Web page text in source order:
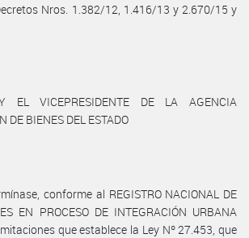
Nros. 1.382/12, 1.416/13 y 2.670/15 y
EL VICEPRESIDENTE DE LA AGENCIA
DE BIENES DEL ESTADO
conforme al REGISTRO NACIONAL DE
EN PROCESO DE INTEGRACIÓN URBANA
que establece la Ley Nº 27.453, que